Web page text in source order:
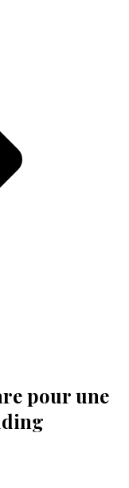
pour une